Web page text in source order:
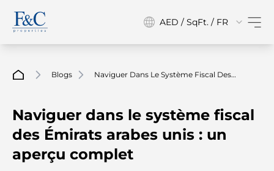
AED / SqFt. / FR
Blogs
Naviguer Dans Le Système Fiscal Des
Naviguer dans le système fiscal
des Émirats arabes unis : un
aperçu complet